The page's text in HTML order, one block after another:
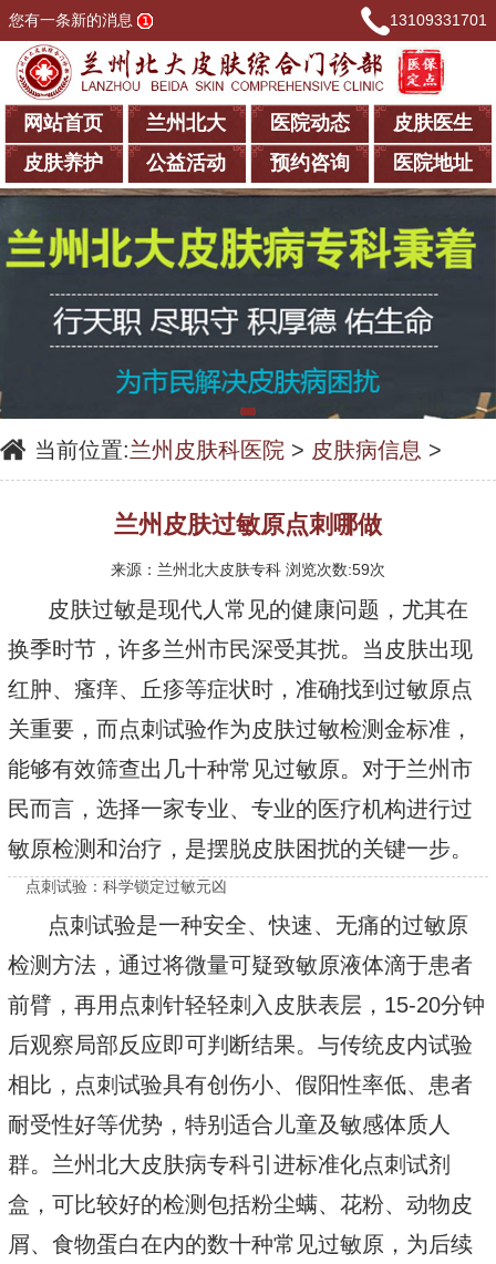
您有一条新的消息 13109331701
网站首页 兰州北大 医院动态
皮肤医生
皮肤养护
公益活动 预约咨询 医院地址
当前位置:兰州皮肤科医院> 皮肤病信息 >
兰州皮肤过敏原点刺哪做
来源：兰州北大皮肤专科 浏览次数:59次
皮肤过敏是现代人常见的健康问题，尤其在
换季时节，许多兰州市民深受其扰。当皮肤出现
红肿、瘙痒、丘疹等症状时，准确找到过敏原点
关重要，而点刺试验作为皮肤过敏检测金标准，
能够有效筛查出几十种常见过敏原。对于兰州市
民而言，选择一家专业、专业的医疗机构进行过
敏原检测和治疗，是摆脱皮肤困扰的关键一步。
点刺试验：科学锁定过敏元凶
点刺试验是一种安全、快速、无痛的过敏原
检测方法，通过将微量可疑致敏原液体滴于患者
前臂，再用点刺针轻轻刺入皮肤表层，15-20分钟
后观察局部反应即可判断结果。与传统皮内试验
相比，点刺试验具有创伤小、假阳性率低、患者
耐受性好等优势，特别适合儿童及敏感体质人
群。兰州北大皮肤病专科引进标准化点刺试剂
盒，可比较好的检测包括粉尘螨、花粉、动物皮
屑、食物蛋白在内的数十种常见过敏原，为后续